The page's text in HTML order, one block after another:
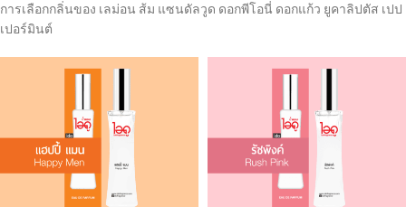
การเลือกกลิ่นของ เลม่อน ส้ม แซนดัลวูด ดอกพีโอนี่ ดอกแก้ว ยูคาลิปตัส เปป
เปอร์มินต์